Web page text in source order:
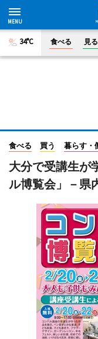
34°C 食べる 見
食べる 買う 暮らす・
大分で受講生が
ル博覧会」－県